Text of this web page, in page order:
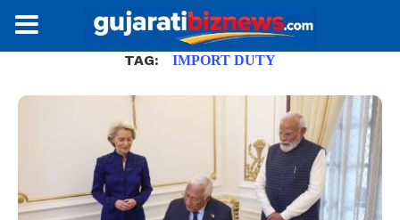
TAG: IMPORT DUTY